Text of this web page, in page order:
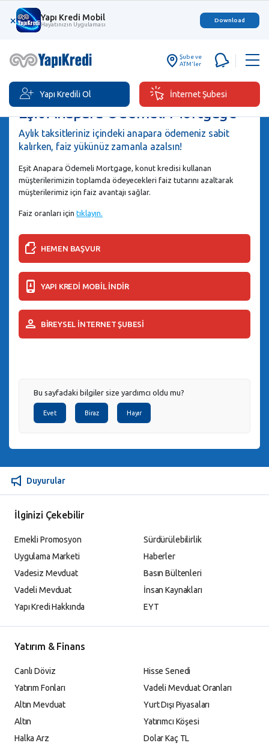
× Yapı Kredi Mobil
Hayatınızın Uygulaması
Download
Şube ve
ATM'ler
Yapı Kredili Ol İnternet Şubesi
Eşit Anapara Ödemeli Mortgage
Aylık taksitleriniz içindeki anapara ödemeniz sabit
kalırken, faiz yükünüz zamanla azalsın!
Eşit Anapara Ödemeli Mortgage, konut kredisi kullanan
müşterilerimizin toplamda ödeyecekleri faiz tutarını azaltarak
müşterilerimiz için faiz avantajı sağlar.
Faiz oranları için tıklayın.
HEMEN BAŞVUR
YAPI KREDİ MOBİL İNDİR
BİREYSEL İNTERNET ŞUBESİ
Bu sayfadaki bilgiler size yardımcı oldu mu?
Evet Biraz Hayır
Duyurular
İlginizi Çekebilir
Emekli Promosyon
Uygulama Marketi
Vadesiz Mevduat
Vadeli Mevduat
Yapı Kredi Hakkında
Sürdürülebilirlik
Haberler
Basın Bültenleri
İnsan Kaynakları
EYT
Yatırım & Finans
Canlı Döviz
Yatırım Fonları
Altın Mevduat
Altın
Halka Arz
Hisse Senedi
Vadeli Mevduat Oranları
Yurt Dışı Piyasaları
Yatırımcı Köşesi
Dolar Kaç TL